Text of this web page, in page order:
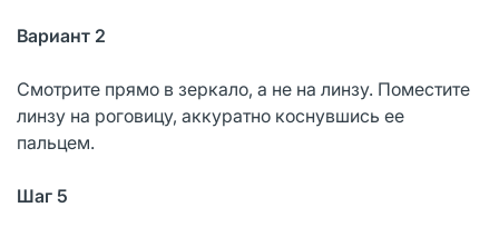
Вариант 2
Смотрите прямо в зеркало, а не на линзу. Поместите
линзу на роговицу, аккуратно коснувшись ее
пальцем.
Шаг 5